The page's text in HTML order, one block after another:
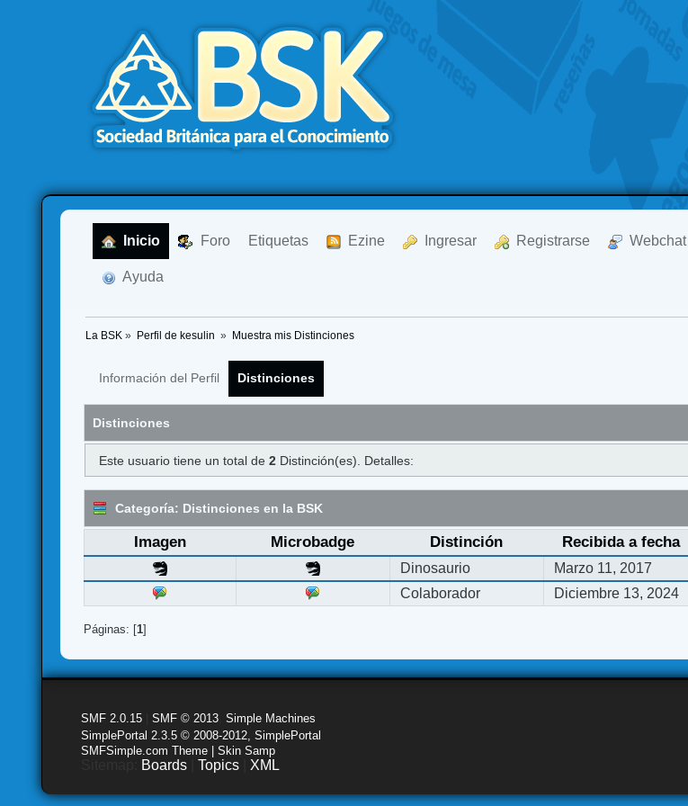
Inicio Foro Etiquetas Ezine Ingresar Registrarse Webchat
Ayuda
La BSK » Perfil de kesulin » Muestra mis Distinciones
Información del Perfil Distinciones
Distinciones
Este usuario tiene un total de 2Distinción(es). Detalles:
Categoría: Distinciones en la BSK
Imagen Microbadge Distinción Recibida a fecha
Dinosaurio Marzo 11, 2017
Colaborador
Diciembre 13, 2024
Páginas: [1]
SMF 2.0.15 |SMF © 2013 ,Simple Machines
SimplePortal 2.3.5 © 2008-2012, SimplePortal
SMFSimple.com Theme | Skin Samp
Boards |Topics XML